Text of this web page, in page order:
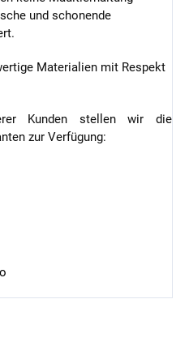
und schonende
Materialien mit Respekt
Kunden stellen wir die
zur Verfügung: